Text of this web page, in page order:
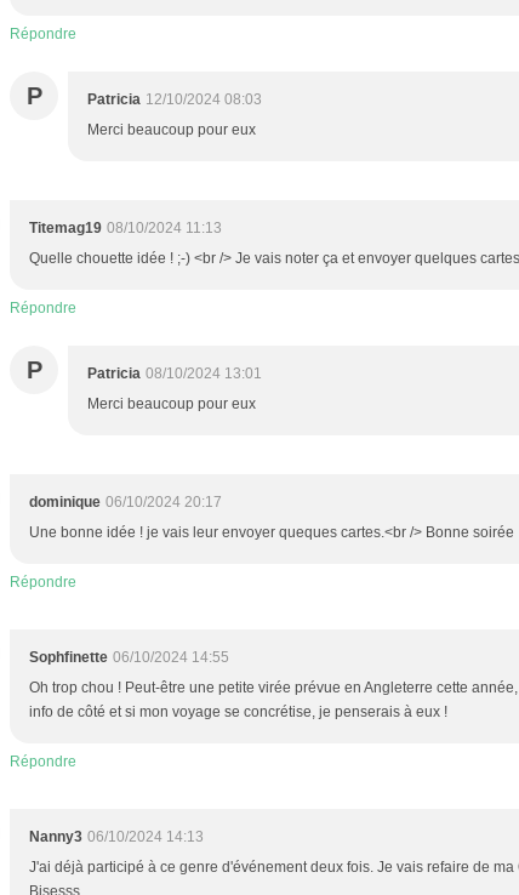
Répondre
P Patricia 12/10/2024 08:03
Merci beaucoup pour eux
Titemag19 08/10/2024 11:13
Quelle chouette idée ! ;-) <br /> Je vais noter ça et envoyer quelques
Répondre
P Patricia 08/10/2024 13:01
Merci beaucoup pour eux
dominique 06/10/2024 20:17
Une bonne idée ! je vais leur envoyer queques cartes.<br /> Bonne soirée
Répondre
Sophfinette 06/10/2024 14:55
Oh trop chou ! Peut-être une petite virée prévue en Angleterre cette
info de côté et si mon voyage se concrétise, je penserais à eux !
Répondre
Nanny3 06/10/2024 14:13
J'ai déjà participé à ce genre d'événement deux fois. Je vais refaire de
Bisesss